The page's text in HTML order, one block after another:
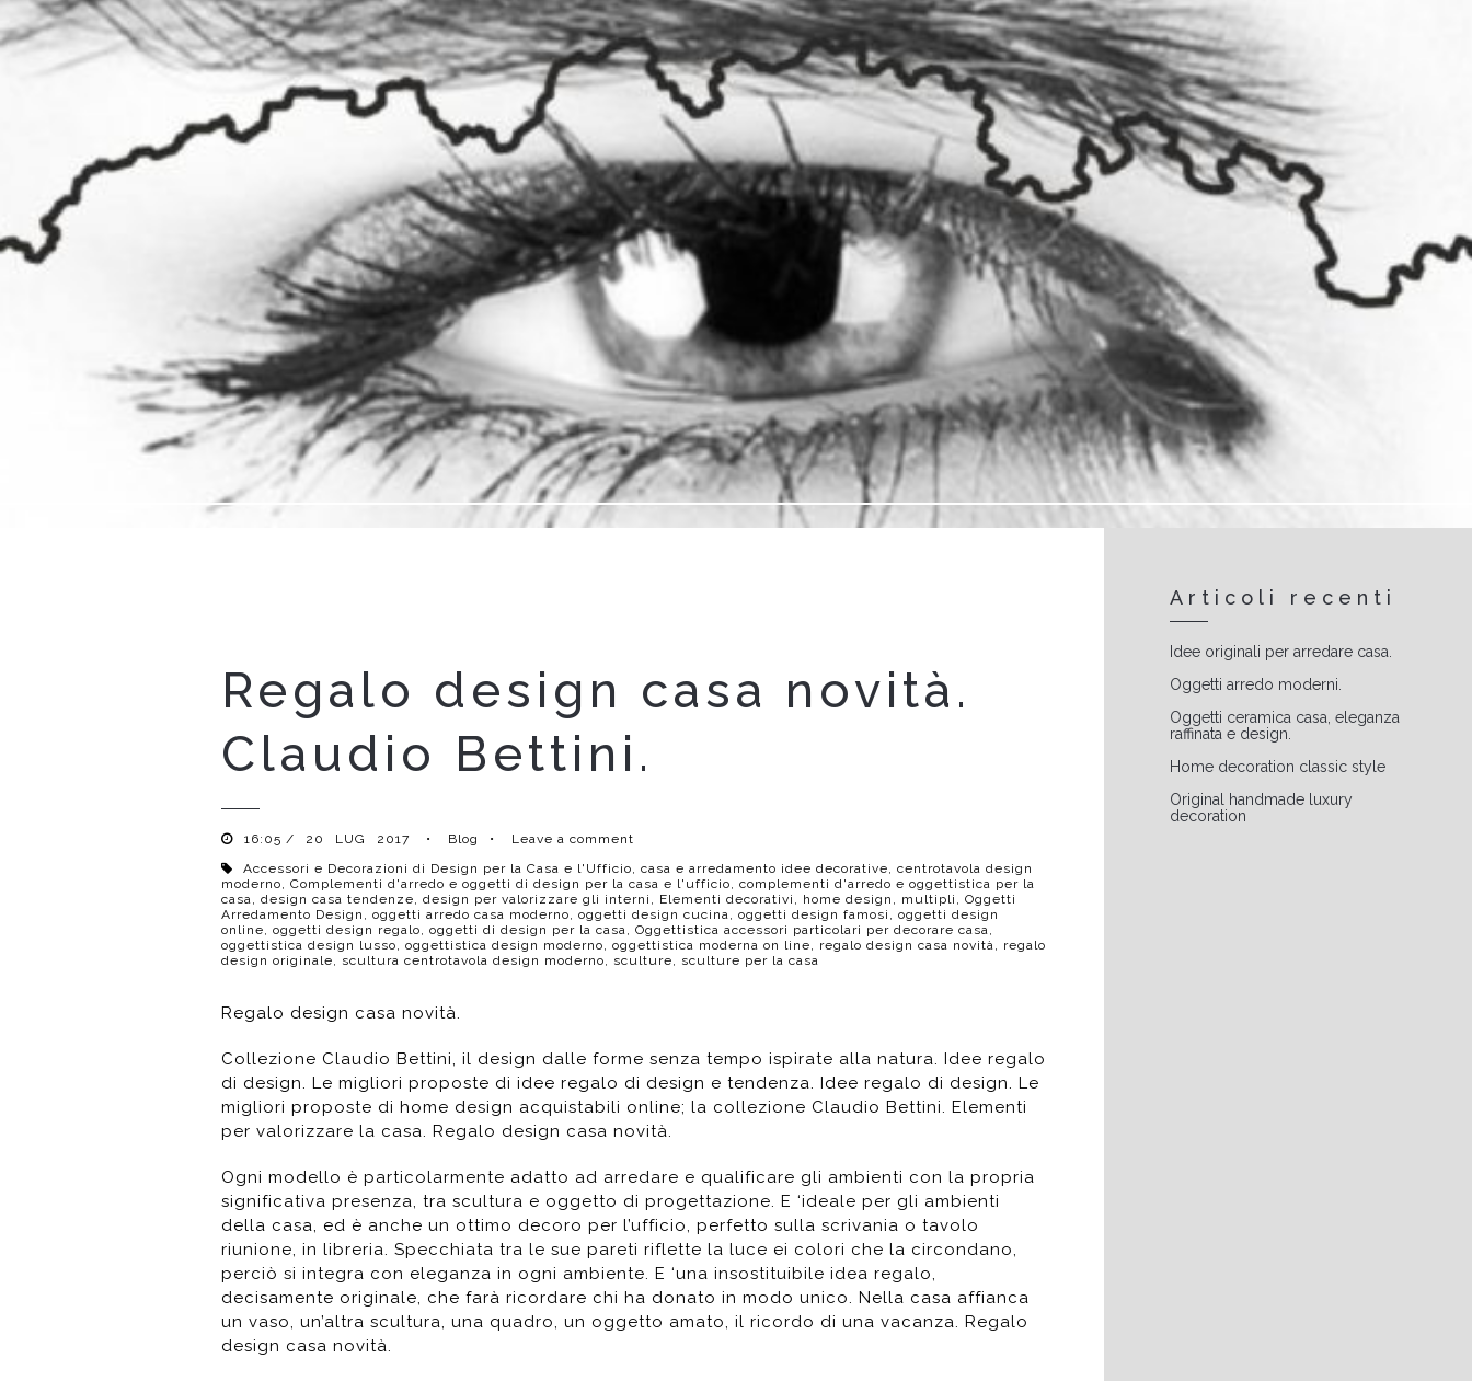
Regalo design casa novità.
Claudio Bettini.
16:05 / 20 LUG 2017 • Blog •
Leave a comment
Accessori e Decorazioni di Design per la Casa e l'Ufficio, casa e arredamento idee decorative, centrotavola design
moderno, Complementi d'arredo e oggetti di design per la casa e l'ufficio, complementi d'arredo e oggettistica per la
casa, design casa tendenze, design per valorizzare gli interni , Elementi decorativi , home design , multipli , Oggetti
Arredamento Design , oggetti arredo casa moderno, oggetti design cucina, oggetti design famosi , oggetti design
online, oggetti design regalo, oggetti di design per la casa, Oggettistica accessori particolari per decorare casa,
oggettistica design lusso, oggettistica design moderno, oggettistica moderna on line, regalo design casa novità, regalo
design originale, scultura centrotavola design moderno, sculture, sculture per la casa
Regalo design casa novità.
Collezione Claudio Bettini, il design dalle forme senza tempo ispirate alla natura. Idee regalo
di design. Le migliori proposte di idee regalo di design e tendenza. Idee regalo di design. Le
migliori proposte di home design acquistabili online; la collezione Claudio Bettini. Elementi
per valorizzare la casa. Regalo design casa novità.
Ogni modello è particolarmente adatto ad arredare e qualificare gli ambienti con la propria
significativa presenza, tra scultura e oggetto di progettazione. E ‘ideale per gli ambienti
della casa, ed è anche un ottimo decoro per l’ufficio, perfetto sulla scrivania o tavolo
riunione, in libreria. Specchiata tra le sue pareti riflette la luce ei colori che la circondano,
perciò si integra con eleganza in ogni ambiente. E ‘una insostituibile idea regalo,
decisamente originale, che farà ricordare chi ha donato in modo unico. Nella casa affianca
un vaso, un’altra scultura, una quadro, un oggetto amato, il ricordo di una vacanza. Regalo
design casa novità.
Articoli recenti
Idee originali per arredare casa.
Oggetti arredo moderni.
Oggetti ceramica casa, eleganza
raffinata e design.
Home decoration classic style
Original handmade luxury
decoration